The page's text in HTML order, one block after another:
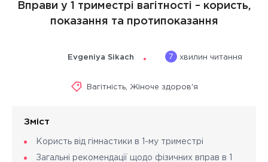
Вправи у 1 триместрі вагітності – користь,
показання та протипоказання
Evgeniya Sikach 7 хвилин читання
Вагітність, Жіноче здоров'я
Зміст
Користь від гімнастики в 1-му триместрі
Загальні рекомендації щодо фізичних вправ в 1